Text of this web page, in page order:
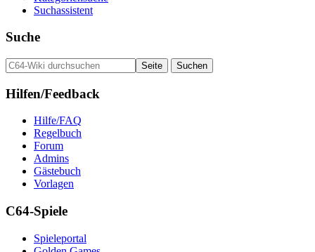
Suchassistent
Suche
Hilfen/Feedback
Hilfe/FAQ
Regelbuch
Forum
Admins
Gästebuch
Vorlagen
C64-Spiele
Spieleportal